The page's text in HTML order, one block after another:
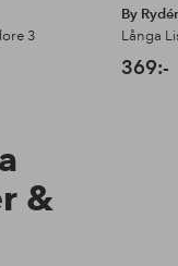
3
By
Långa
369:-
&